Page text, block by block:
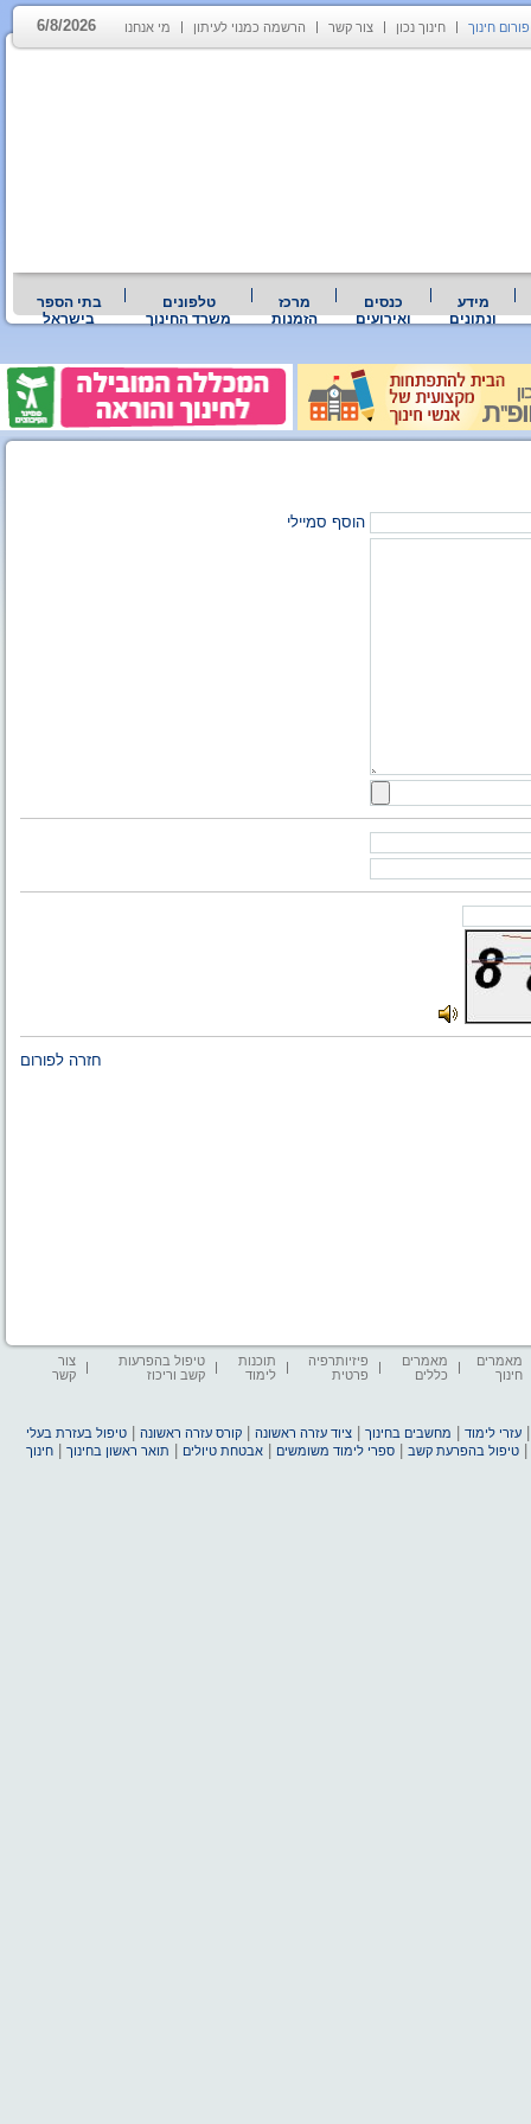
פורום חינוך חינוך נכון צור קשר הרשמה כמנוי לעיתון מי אנחנו 6/8/2026
מידע
ונתונים
כנסים
ואירועים
מרכז
הזמנות
טלפונים
משרד החינוך
בתי הספר
בישראל
הוסף סמיילי
חזרה לפורום
מאמרים
חינוך
מאמרים
כללים
פיזיותרפיה
פרטית
תוכנות
לימוד
טיפול בהפרעות
קשב וריכוז
צור
קשר
עזרי לימוד מחשבים בחינוך |ציוד עזרה ראשונה |קורס עזרה ראשונה |טיפול בעזרת בעלי
|טיפול בהפרעת קשב |ספרי לימוד משומשים |אבטחת טיולים תואר ראשון בחינוך |חינוך